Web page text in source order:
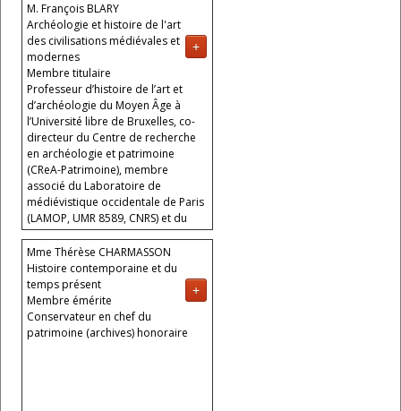
M. François BLARY
+
Archéologie et histoire de l'art
des civilisations médiévales et
modernes
Membre titulaire
Professeur d’histoire de l’art et
d’archéologie du Moyen Âge à
l’Université libre de Bruxelles, co-
directeur du Centre de recherche
en archéologie et patrimoine
(CReA-Patrimoine), membre
associé du Laboratoire de
médiévistique occidentale de Paris
(LAMOP, UMR 8589, CNRS) et du
Centre Michel de Boüard - Centre
de recherches archéologiques et
historiques anciennes et
médiévales (CRAHAM, UMR 6273,
CNRS/Université de Caen-
Normandie)
Mme Thérèse CHARMASSON
+
Histoire contemporaine et du
temps présent
Membre émérite
Conservateur en chef du
patrimoine (archives) honoraire